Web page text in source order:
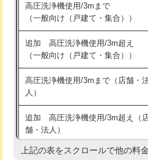
廃棄・処分
※給水管工事は20mmまでの価格
持込商品取付（混合水栓）
持込商品取付（浄水器・分岐水栓）
業）
排水管工事（追加 排水管工事/3
え）
高圧洗浄機使用/3mまで
（一般向け（戸建て・集合））
追加 高圧洗浄機使用/3m超え
（一般向け（戸建て・集合））
高圧洗浄機使用/3mまで（店舗・
人）
追加 高圧洗浄機使用/3m超え（
舗・法人）
高度高圧洗浄換
上記の表をスクロールで他の料